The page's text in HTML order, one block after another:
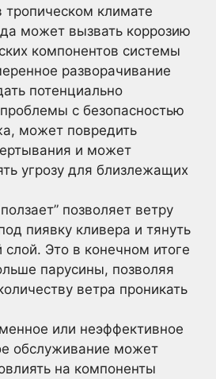
тропическом климате
может вызвать коррозию
компонентов системы
разворачивание
потенциально
с безопасностью
может повредить
и может
угрозу для близлежащих
позволяет ветру
пиявку кливера и тянуть
слой. Это в конечном итоге
парусины, позволяя
ветра проникать
или неэффективное
обслуживание может
на компоненты